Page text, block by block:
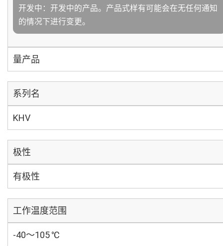
开发中：开发中的产品。产品式样有可能会在无任何通知
的情况下进行变更。
量产品
系列名
KHV
极性
有极性
工作温度范围
-40～105 ℃